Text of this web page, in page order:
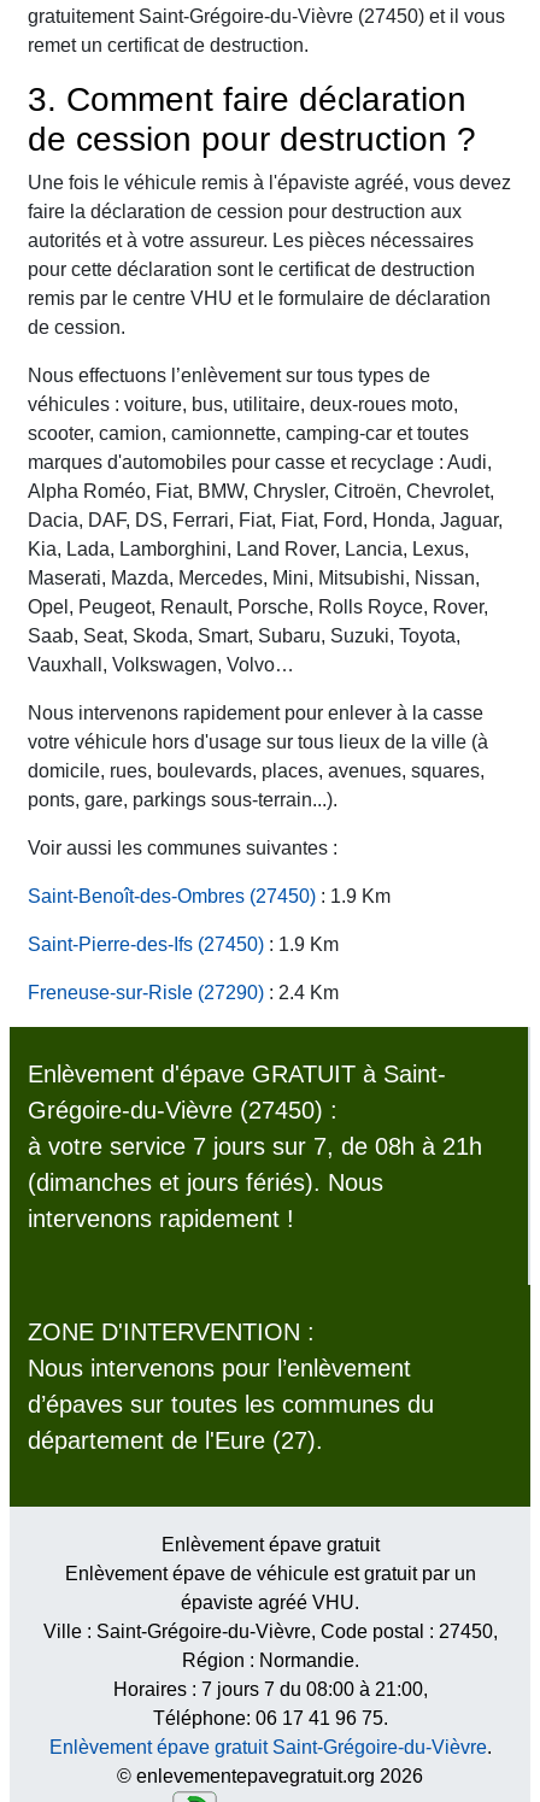
gratuitement Saint-Grégoire-du-Vièvre (27450) et il vous
remet un certificat de destruction.
3. Comment faire déclaration
de cession pour destruction ?
Une fois le véhicule remis à l'épaviste agréé, vous devez
faire la déclaration de cession pour destruction aux
autorités et à votre assureur. Les pièces nécessaires
pour cette déclaration sont le certificat de destruction
remis par le centre VHU et le formulaire de déclaration
de cession.
Nous effectuons l’enlèvement sur tous types de
véhicules : voiture, bus, utilitaire, deux-roues moto,
scooter, camion, camionnette, camping-car et toutes
marques d'automobiles pour casse et recyclage : Audi,
Alpha Roméo, Fiat, BMW, Chrysler, Citroën, Chevrolet,
Dacia, DAF, DS, Ferrari, Fiat, Fiat, Ford, Honda, Jaguar,
Kia, Lada, Lamborghini, Land Rover, Lancia, Lexus,
Maserati, Mazda, Mercedes, Mini, Mitsubishi, Nissan,
Opel, Peugeot, Renault, Porsche, Rolls Royce, Rover,
Saab, Seat, Skoda, Smart, Subaru, Suzuki, Toyota,
Vauxhall, Volkswagen, Volvo…
Nous intervenons rapidement pour enlever à la casse
votre véhicule hors d'usage sur tous lieux de la ville (à
domicile, rues, boulevards, places, avenues, squares,
ponts, gare, parkings sous-terrain...).
Voir aussi les communes suivantes :
Saint-Benoît-des-Ombres (27450) : 1.9 Km
Saint-Pierre-des-Ifs (27450) : 1.9 Km
Freneuse-sur-Risle (27290) : 2.4 Km
Enlèvement d'épave GRATUIT à Saint-
Grégoire-du-Vièvre (27450) :
à votre service 7 jours sur 7, de 08h à 21h
(dimanches et jours fériés). Nous
intervenons rapidement !
ZONE D'INTERVENTION :
Nous intervenons pour l’enlèvement
d’épaves sur toutes les communes du
département de l'Eure (27).
Enlèvement épave gratuit
Enlèvement épave de véhicule est gratuit par un
épaviste agréé VHU.
Ville : Saint-Grégoire-du-Vièvre, Code postal : 27450,
Région : Normandie.
Horaires : 7 jours 7 du 08:00 à 21:00,
Téléphone: 06 17 41 96 75.
Enlèvement épave gratuit Saint-Grégoire-du-Vièvre.
© enlevementepavegratuit.org 2026